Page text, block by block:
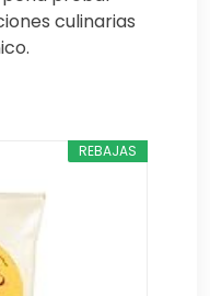
culinarias
REBAJAS